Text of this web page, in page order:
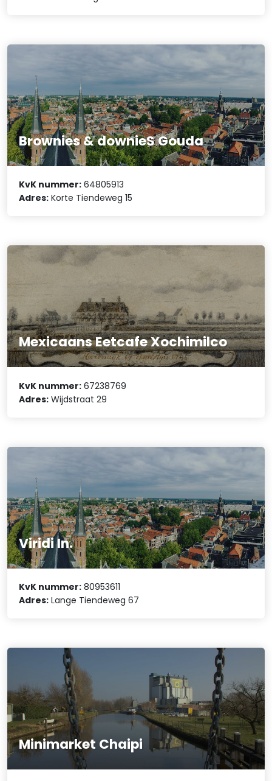
Brownies & downieS Gouda
KvK nummer: 64805913
Adres: Korte Tiendeweg 15
Mexicaans Eetcafe Xochimilco
KvK nummer: 67238769
Adres: Wijdstraat 29
Viridi In.
KvK nummer: 80953611
Adres: Lange Tiendeweg 67
Minimarket Chaipi